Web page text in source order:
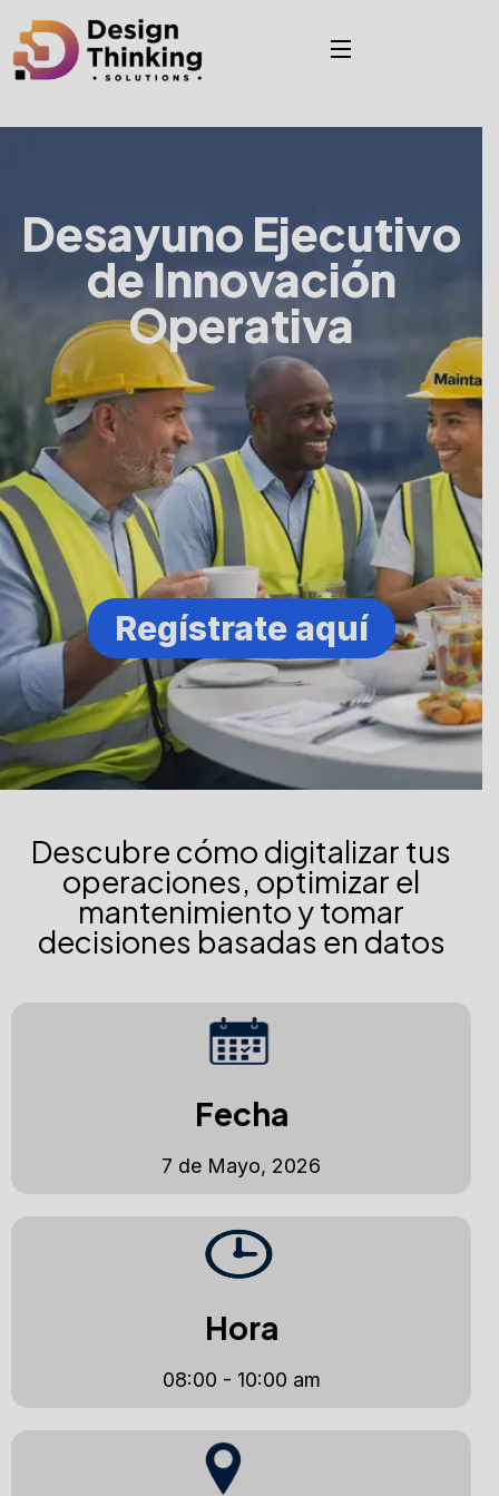
Desayuno Ejecutivo
de Innovación
Operativa
Regístrate aquí
Descubre cómo digitalizar tus
operaciones, optimizar el
mantenimiento y tomar
decisiones basadas en datos
Fecha
7 de Mayo, 2026
Hora
08:00 - 10:00 am